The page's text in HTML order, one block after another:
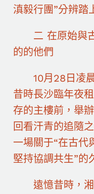
滇毅行團”分辨踏
二 在原始與
的的他們
10月28日凌
昔時長沙臨年夜
存的主樓前，舉
回看汗青的追隨
一場關于“在古代
堅持協調共生”的
遠憶昔時，